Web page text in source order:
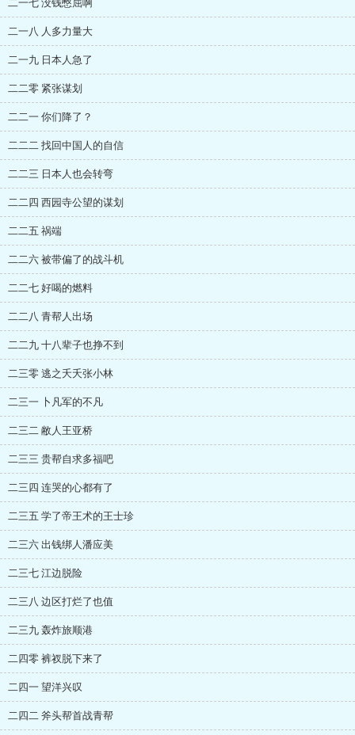
二一七 没钱憋屈啊
二一八 人多力量大
二一九 日本人急了
二二零 紧张谋划
二二一 你们降了？
二二二 找回中国人的自信
二二三 日本人也会转弯
二二四 西园寺公望的谋划
二二五 祸端
二二六 被带偏了的战斗机
二二七 好喝的燃料
二二八 青帮人出场
二二九 十八辈子也挣不到
二三零 逃之夭夭张小林
二三一 卜凡军的不凡
二三二 敝人王亚桥
二三三 贵帮自求多福吧
二三四 连哭的心都有了
二三五 学了帝王术的王士珍
二三六 出钱绑人潘应美
二三七 江边脱险
二三八 边区打烂了也值
二三九 轰炸旅顺港
二四零 裤衩脱下来了
二四一 望洋兴叹
二四二 斧头帮首战青帮